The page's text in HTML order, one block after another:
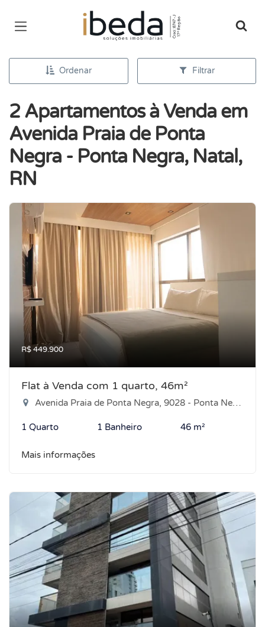
Página inicial
Ordenar Filtrar
2 Apartamentos à Venda em
Avenida Praia de Ponta
Negra - Ponta Negra, Natal,
RN
R$ 449.900
Flat à Venda com 1 quarto, 46m²
Avenida Praia de Ponta Negra, 9028 - Ponta Negra, Natal-RN
1 Quarto 1 Banheiro 46 m²
Mais informações